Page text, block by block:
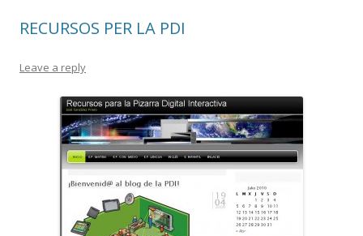
k ix
RECURSOS PER LA PDI
Leave a reply